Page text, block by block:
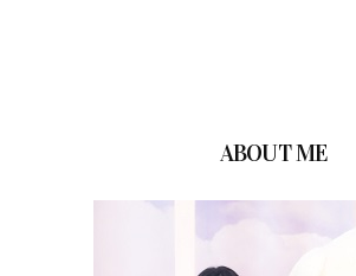
ABOUT ME